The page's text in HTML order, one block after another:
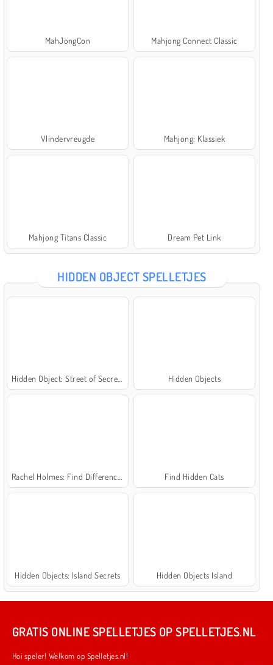
MahJongCon Mahjong Connect Classic
Vlindervreugde Mahjong: Klassiek
Mahjong Titans Classic Dream Pet Link
HIDDEN OBJECT SPELLETJES
Hidden Objects
Find Hidden Cats
Hidden Objects: Island Secrets Hidden Objects Island
GRATIS ONLINE SPELLETJES OP SPELLETJES.NL
Hoi speler! Welkom op Spelletjes.nl!